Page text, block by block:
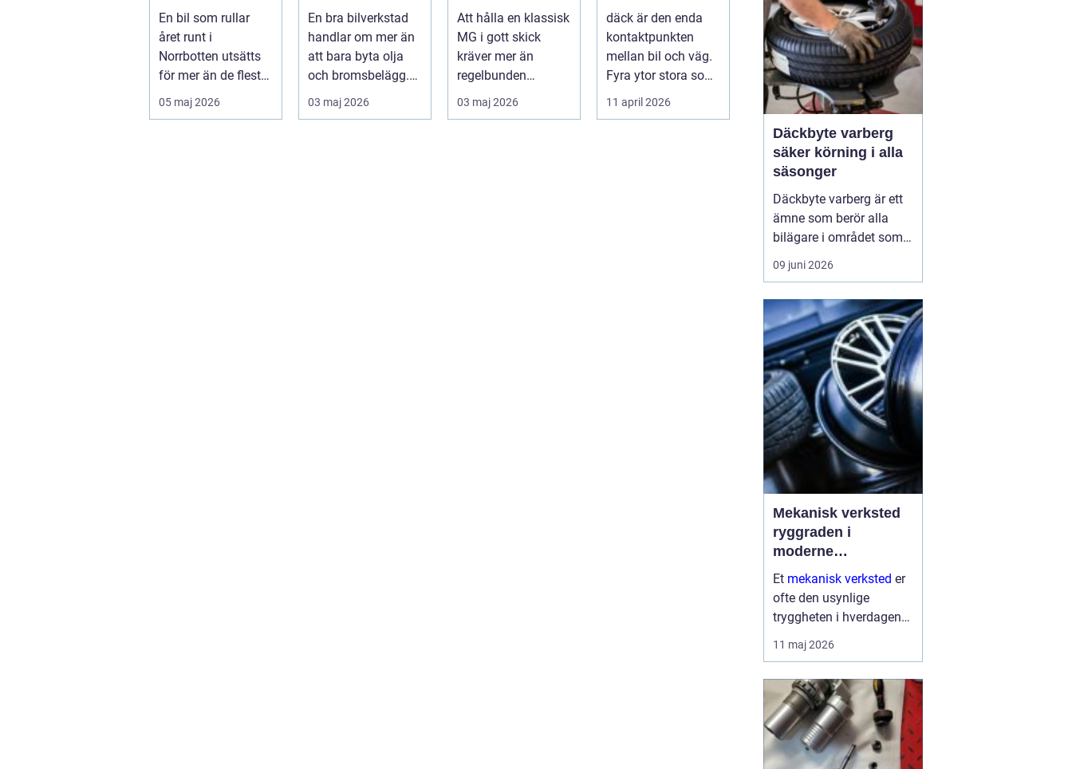
En bil som rullar
året runt i
Norrbotten utsätts
för mer än de flesta
fordon i övriga
landet. Kyla, ...
05 maj 2026
för din bil
En bra bilverkstad
handlar om mer än
att bara byta olja
och bromsbelägg.
För många är bilen
avgörand...
03 maj 2026
hittar du rätt
delar
Att hålla en klassisk
MG i gott skick
kräver mer än
regelbunden
service. Ägaren
behöver också ha
03 maj 2026
bilresa
däck är den enda
kontaktpunkten
mellan bil och väg.
Fyra ytor stora som
fyra handflator
avgör bromss...
11 april 2026
sommardagar. För den
som...
Däckbyte varberg
säker körning i alla
säsonger
Däckbyte varberg är ett
ämne som berör alla
bilägare i området som
vill köra säkert året om.
När vädret skiftar mellan
vintervägar och torra
sommarvägar behöver
däcken alltid vara
anpassade för
underlaget. Ett
genomtänkt däckby...
09 juni 2026
Mekanisk verksted
ryggraden i
moderne
maskinpark
Et mekanisk verksted er
ofte den usynlige
tryggheten i hverdagen
for både næringsliv og
privatpersoner. Når
produksjon stanser eller
en gravemaskin står fast
på et anlegg, er ve...
11 maj 2026